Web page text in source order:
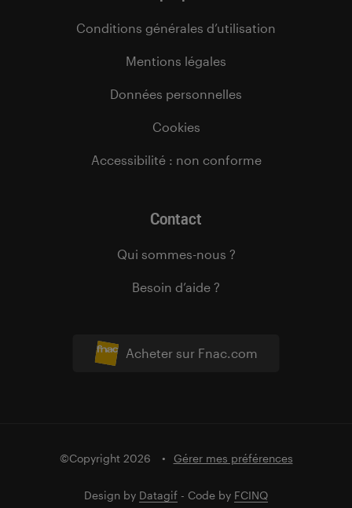
Acheter sur Fnac.com
Conditions générales d’utilisation
Mentions légales
Données personnelles
Cookies
Accessibilité : non conforme
Contact
Qui sommes-nous ?
Besoin d’aide ?
©Copyright 2026 Gérer mes préférences
Design by Datagif - Code by FCINQ